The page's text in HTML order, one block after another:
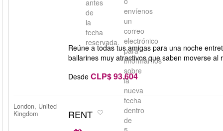
antes
de
la
fecha
reservada.
envíenos
un
correo
electrónico
para
informarnos
sobre
la
nueva
fecha
dentro
de
Reúne a todas tus amigas para una noche
bailarines muy atractivos que saben moverse al
Desde CLP$ 93.604
London, United
Kingdom
RENT